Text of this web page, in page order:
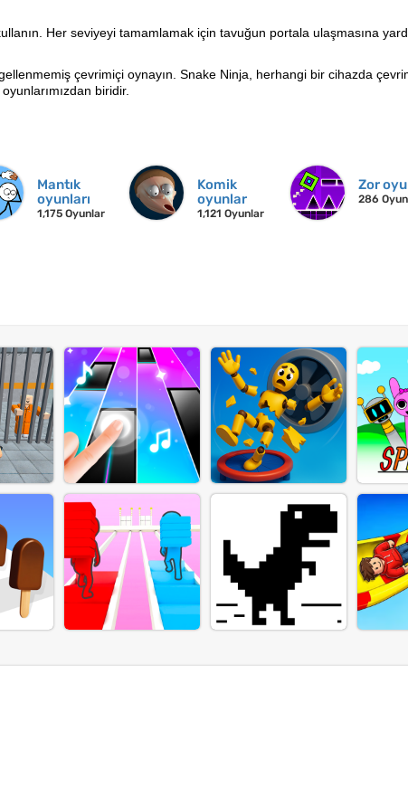
Her seviyeyi tamamlamak için tavuğun portala ulaşmasına
çevrimiçi oynayın. Snake Ninja, herhangi bir cihazda
biridir.
Mantık
oyunları
1,175 Oyunlar
Komik
oyunlar
1,121 Oyunlar
Zor
286